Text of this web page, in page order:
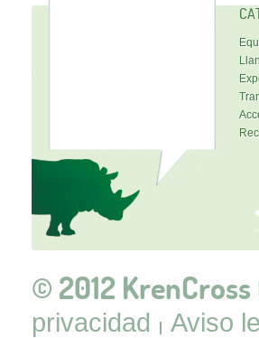
© 2012
privacidad Aviso